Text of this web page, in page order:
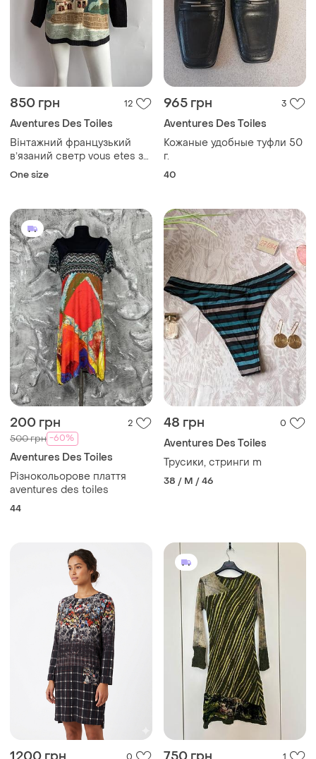
850 грн 12
Aventures Des Toiles
Вінтажний французький
вʼязаний светр vous etes з
вишивкою цікавим
One size
965 грн 3
Aventures Des Toiles
Кожаные удобные туфли 50
г.
40
200 грн 2
500 грн -60%
Aventures Des Toiles
Різнокольорове плаття
aventures des toiles
44
48 грн 0
Aventures Des Toiles
Трусики, стринги m
38 / M / 46